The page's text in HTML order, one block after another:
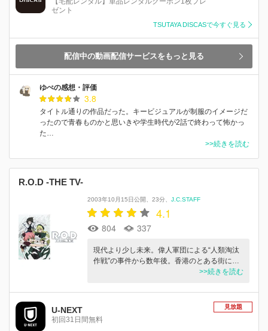
ゼント
TSUTAYA DISCASで今すぐ見る
配信中の動画配信サービスをもっと見る
ゆぺの感想・評価
3.8
タイトル通りの作品だった。キービジュアルが制服のイメージだ
ったので青春ものかと思いきや学生時代が2話で終わって怖かっ
た…
>>続きを読む
R.O.D -THE TV-
2003年10月15日公開 23分 J.C.STAFF
4.1
804 337
現代より少し未来。偉人軍団による“人類淘汰
作戦”の事件から数年後。香港のとある街に…
>>続きを読む
U-NEXT
初回31日間無料
見放題